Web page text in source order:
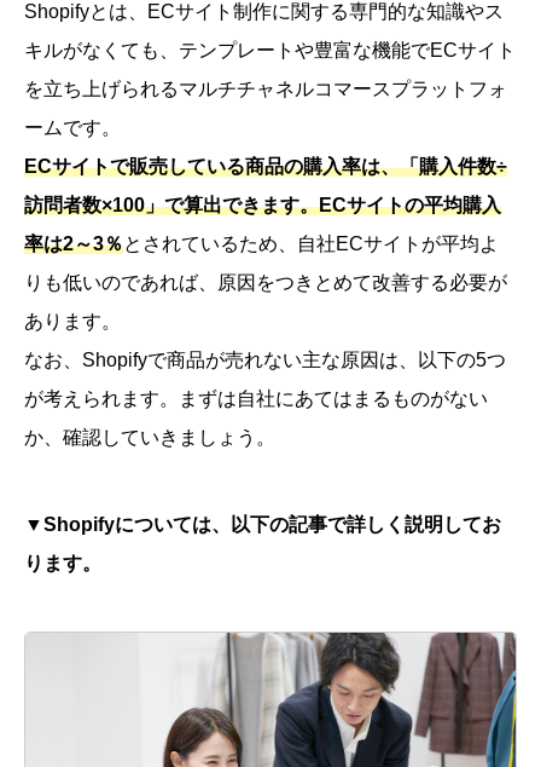
Shopifyとは、ECサイト制作に関する専門的な知識やス
キルがなくても、テンプレートや豊富な機能でECサイト
を立ち上げられるマルチチャネルコマースプラットフォ
ームです。
ECサイトで販売している商品の購入率は、「購入件数÷
訪問者数×100」で算出できます。ECサイトの平均購入
率は2～3％とされているため、自社ECサイトが平均よ
りも低いのであれば、原因をつきとめて改善する必要が
あります。
なお、Shopifyで商品が売れない主な原因は、以下の5つ
が考えられます。まずは自社にあてはまるものがない
か、確認していきましょう。
▼Shopifyについては、以下の記事で詳しく説明してお
ります。